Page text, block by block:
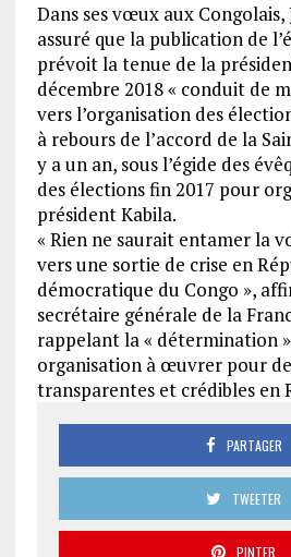
Dans ses vœux aux Congolais,
assuré que la publication de
prévoit la tenue de la
décembre 2018 « conduit de
vers l’organisation des
à rebours de l’accord de la
y a un an, sous l’égide des
des élections fin 2017 pour
président Kabila.
« Rien ne saurait entamer la
vers une sortie de crise en
démocratique du Congo »,
secrétaire générale de la
rappelant la « détermination
organisation à œuvrer pour
transparentes et crédibles en
PARTAGER
TWEETER
PINTER